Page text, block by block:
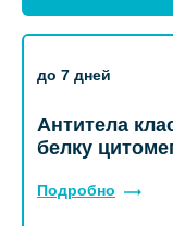
до 7 дней
Антитела
белку
Подробно